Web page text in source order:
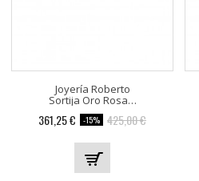
Joyería Roberto
Sortija Oro Rosa 506802-R
Precio
361,25 € Precio
base
-15% 425,00 €